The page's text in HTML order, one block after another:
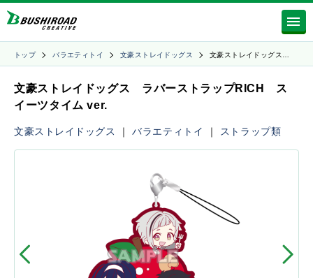
トップ バラエティトイ 文豪ストレイドッグス 文豪ストレイドッグス…
文豪ストレイドッグス ラバーストラップRICH ス
イーツタイム ver.
文豪ストレイドッグス ｜バラエティトイ ｜ ストラップ類